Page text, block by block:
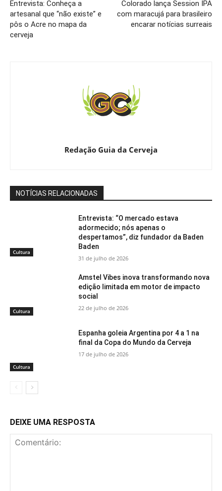
Entrevista: Conheça a
artesanal que “não existe” e
pôs o Acre no mapa da
cerveja
Colorado lança Session IPA
com maracujá para brasileiro
encarar notícias surreais
Redação Guia da Cerveja
NOTÍCIAS RELACIONADAS
Cultura
Entrevista: “O mercado estava
adormecido; nós apenas o
despertamos”, diz fundador da Baden
Baden
31 de julho de 2026
Cultura
Amstel Vibes inova transformando nova
edição limitada em motor de impacto
social
22 de julho de 2026
Cultura
Espanha goleia Argentina por 4 a 1 na
final da Copa do Mundo da Cerveja
17 de julho de 2026
DEIXE UMA RESPOSTA